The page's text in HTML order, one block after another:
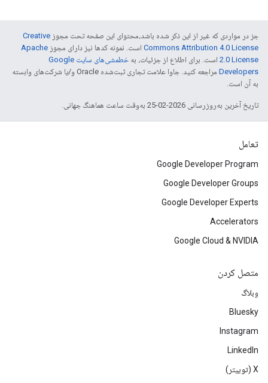
جز در مواردی که غیر از این ذکر شده باشد،‌محتوای این صفحه تحت مجوز Creative
Commons Attribution 4.0 License است. نمونه کدها نیز دارای مجوز Apache
2.0 License است. برای اطلاع از جزئیات، به
خطمشی‌های سایت Google
Developers‏
مراجعه کنید. جاوا علامت تجاری ثبت‌شده Oracle و/یا شرکت‌های وابسته
به آن است.
تاریخ آخرین به‌روزرسانی 2026-02-25 به‌وقت ساعت هماهنگ جهانی.
تعامل
Google Developer Program
Google Developer Groups
Google Developer Experts
Accelerators
Google Cloud & NVIDIA
متصل کردن
وبلاگ
Bluesky
Instagram
LinkedIn
‫X (توییتر)